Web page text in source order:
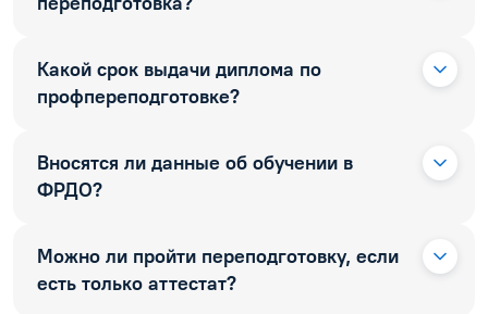
Какой срок выдачи диплома по
профпереподготовке?
Вносятся ли данные об обучении в
ФРДО?
Можно ли пройти переподготовку, если
есть только аттестат?